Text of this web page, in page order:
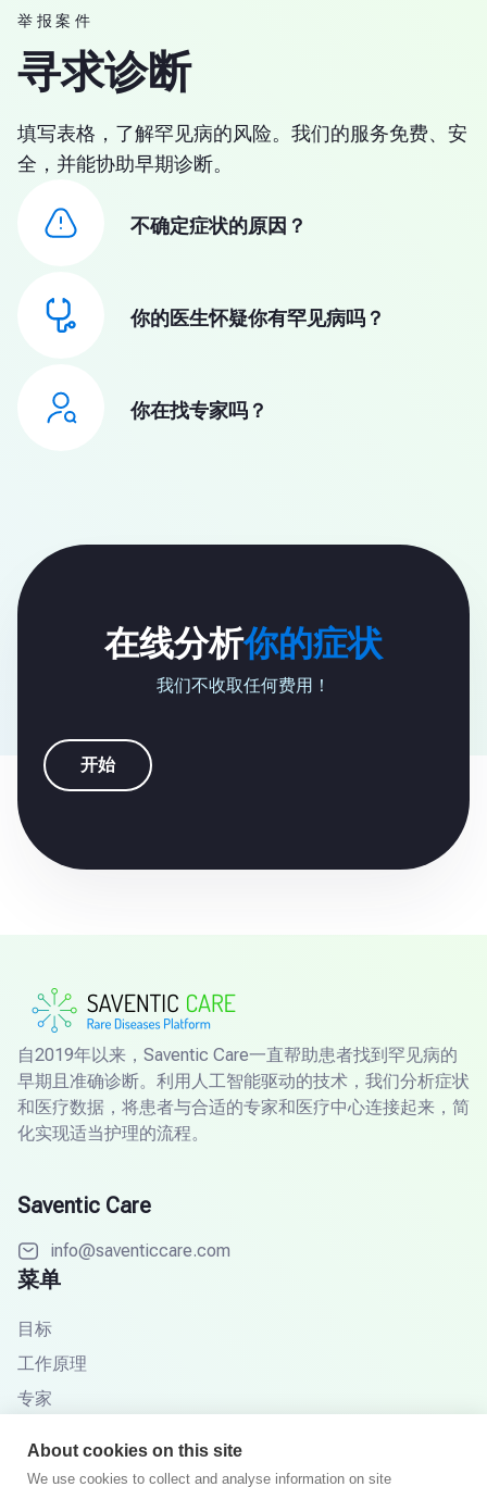
举报案件
寻求诊断
填写表格，了解罕见病的风险。我们的服务免费、安
全，并能协助早期诊断。
不确定症状的原因？
你的医生怀疑你有罕见病吗？
你在找专家吗？
在线分析你的症状
我们不收取任何费用！
开始
自2019年以来，Saventic Care一直帮助患者找到罕见病的
早期且准确诊断。利用人工智能驱动的技术，我们分析症状
和医疗数据，将患者与合适的专家和医疗中心连接起来，简
化实现适当护理的流程。
Saventic Care
info@saventiccare.com
菜单
目标
工作原理
专家
知识库
About cookies on this site
We use cookies to collect and analyse information on site